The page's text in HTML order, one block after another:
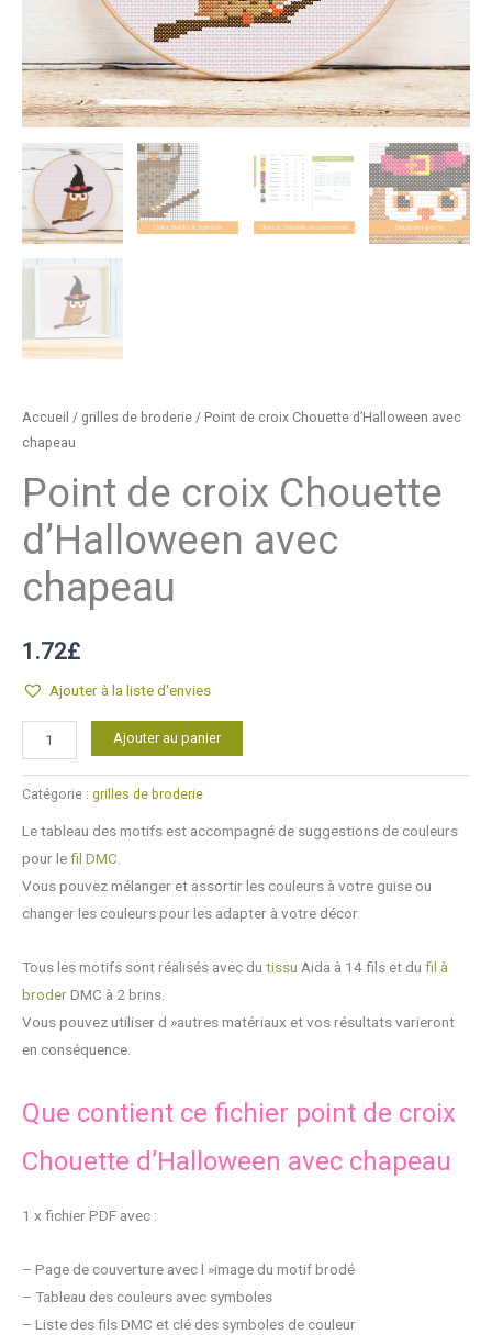
Accueil / grilles de broderie / Point de croix Chouette d’Halloween avec
chapeau
Point de croix Chouette
d’Halloween avec
chapeau
1.72£
Ajouter à la liste d'envies
quantité
de
Point
Chouette
d'Halloween
Ajouter au panier
Catégorie : grilles de broderie
Le tableau des motifs est accompagné de suggestions de couleurs
pour lefil DMC
Vous pouvez mélanger et assortir les couleurs à votre guise ou
changer les couleurs pour les adapter à votre décor.
Tous les motifs sont réalisés avec du tissu Aida à 14 fils et du fil à
broderDMC à 2 brins.
Vous pouvez utiliser d »autres matériaux et vos résultats varieront
en conséquence.
Que contient ce fichier point de croix
Chouette d’Halloween avec chapeau
1 x fichier PDF avec :
– Page de couverture avec l »image du motif brodé
– Tableau des couleurs avec symboles
– Liste des fils DMC et clé des symboles de couleur